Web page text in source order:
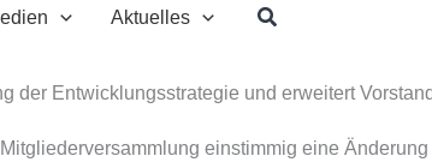
Aktuelles Suchen
der Entwicklungsstrategie und erweitert Vorstand
einstimmig eine